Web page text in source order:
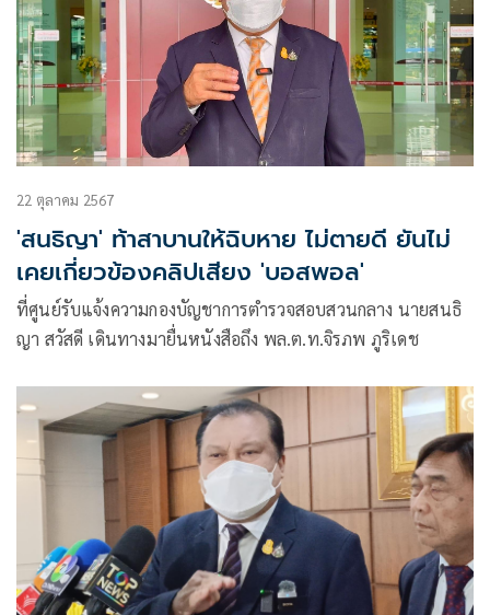
22 ตุลาคม 2567
'สนธิญา' ท้าสาบานให้ฉิบหาย ไม่ตายดี ยันไม่
เคยเกี่ยวข้องคลิปเสียง 'บอสพอล'
ที่ศูนย์รับแจ้งความกองบัญชาการตำรวจสอบสวนกลาง นายสนธิ
ญา สวัสดี เดินทางมายื่นหนังสือถึง พล.ต.ท.จิรภพ ภูริเดช